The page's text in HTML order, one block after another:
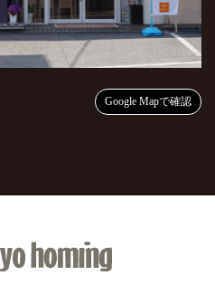
Google Mapで確認